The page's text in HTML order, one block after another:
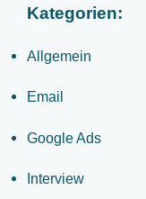
Kategorien:
Allgemein
Email
Google Ads
Interview